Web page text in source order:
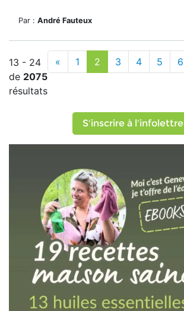
Par : André Fauteux
13 - 24
de 2075
résultats
« 1 2 3 4 5 6
S'inscrire à l'infolettre